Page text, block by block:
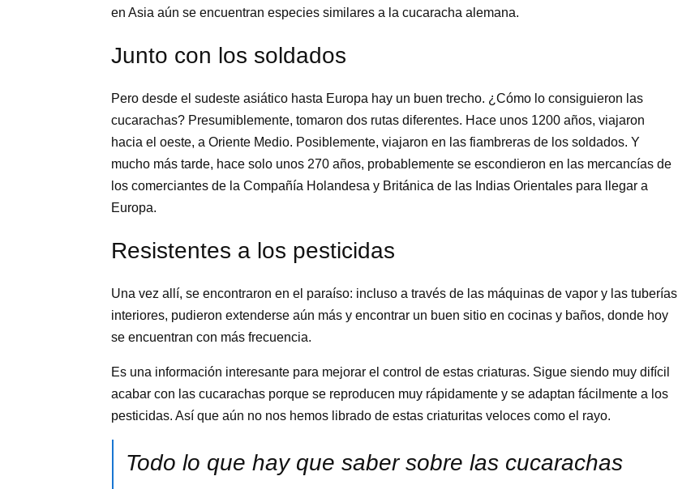
en Asia aún se encuentran especies similares a la cucaracha alemana.
Junto con los soldados
Pero desde el sudeste asiático hasta Europa hay un buen trecho. ¿Cómo lo consiguieron las
cucarachas? Presumiblemente, tomaron dos rutas diferentes. Hace unos 1200 años, viajaron
hacia el oeste, a Oriente Medio. Posiblemente, viajaron en las fiambreras de los soldados. Y
mucho más tarde, hace solo unos 270 años, probablemente se escondieron en las mercancías de
los comerciantes de la Compañía Holandesa y Británica de las Indias Orientales para llegar a
Europa.
Resistentes a los pesticidas
Una vez allí, se encontraron en el paraíso: incluso a través de las máquinas de vapor y las tuberías
interiores, pudieron extenderse aún más y encontrar un buen sitio en cocinas y baños, donde hoy
se encuentran con más frecuencia.
Es una información interesante para mejorar el control de estas criaturas. Sigue siendo muy difícil
acabar con las cucarachas porque se reproducen muy rápidamente y se adaptan fácilmente a los
pesticidas. Así que aún no nos hemos librado de estas criaturitas veloces como el rayo.
Todo lo que hay que saber sobre las cucarachas